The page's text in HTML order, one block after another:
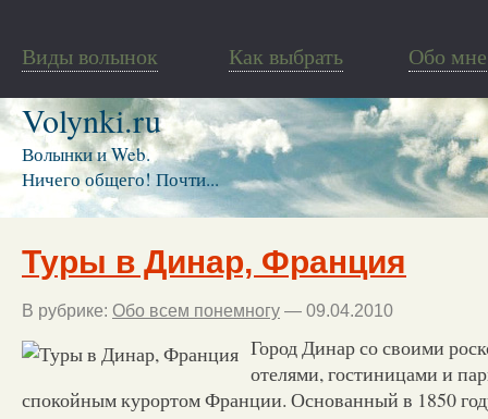
Виды волынок Как выбрать Обо мне
Volynki.ru
Волынки и Web.
Ничего общего! Почти...
Туры в Динар, Франция
В рубрике: Обо всем понемногу — 09.04.2010
Город Динар со своими
отелями, гостиницами и
спокойным курортом Франции. Основанный в 1850